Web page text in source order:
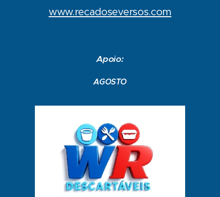
www.recadoseversos.com
Apoio:
AGOSTO